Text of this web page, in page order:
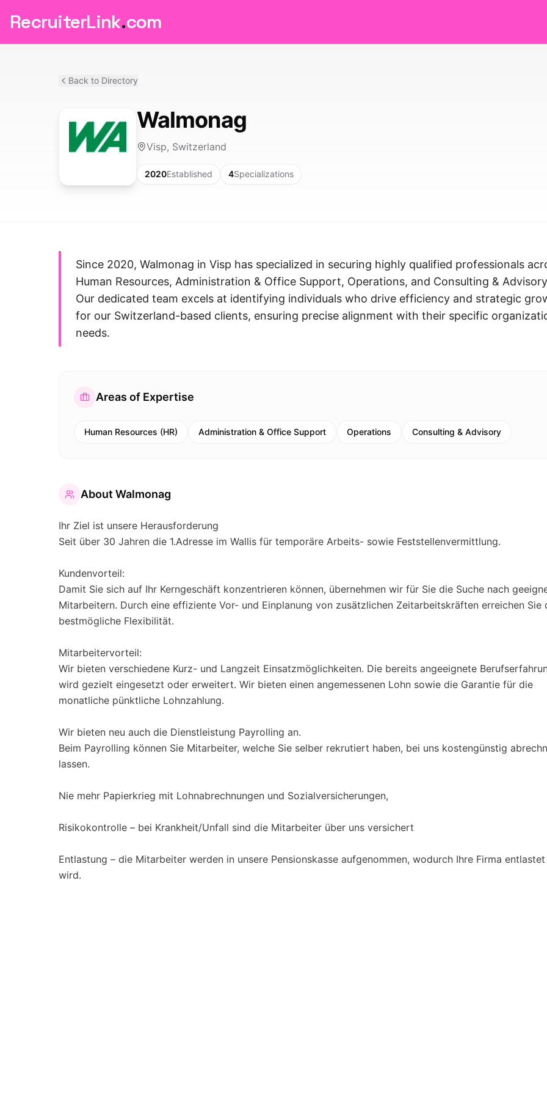
RecruiterLink.com
Back to Directory
Walmonag
Visp, Switzerland
2020Established 4Specializations
Since 2020, Walmonag in Visp has specialized in securing highly qualified professionals
Human Resources, Administration & Office Support, Operations, and Consulting &
Our dedicated team excels at identifying individuals who drive efficiency and strategic
for our Switzerland-based clients, ensuring precise alignment with their specific
needs.
Areas of Expertise
Human Resources (HR) Administration & Office Support Operations Consulting & Advisory
About Walmonag
Ihr Ziel ist unsere Herausforderung
Seit über 30 Jahren die 1.Adresse im Wallis für temporäre Arbeits- sowie Feststellenvermittlung.
Kundenvorteil:
Damit Sie sich auf Ihr Kerngeschäft konzentrieren können, übernehmen wir für Sie die Suche nach
Mitarbeitern. Durch eine effiziente Vor- und Einplanung von zusätzlichen Zeitarbeitskräften erreichen Sie
bestmögliche Flexibilität.
Mitarbeitervorteil:
Wir bieten verschiedene Kurz- und Langzeit Einsatzmöglichkeiten. Die bereits angeeignete
wird gezielt eingesetzt oder erweitert. Wir bieten einen angemessenen Lohn sowie die Garantie für die
monatliche pünktliche Lohnzahlung.
Wir bieten neu auch die Dienstleistung Payrolling an.
Beim Payrolling können Sie Mitarbeiter, welche Sie selber rekrutiert haben, bei uns kostengünstig
lassen.
Nie mehr Papierkrieg mit Lohnabrechnungen und Sozialversicherungen,
Risikokontrolle – bei Krankheit/Unfall sind die Mitarbeiter über uns versichert
Entlastung – die Mitarbeiter werden in unsere Pensionskasse aufgenommen, wodurch Ihre Firma entlastet
wird.